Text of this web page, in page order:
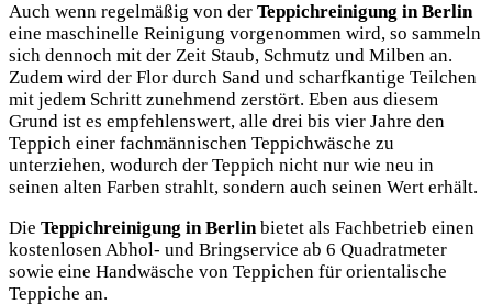
Auch wenn regelmäßig von der Teppichreinigung in Berlin
eine maschinelle Reinigung vorgenommen wird, so sammeln
sich dennoch mit der Zeit Staub, Schmutz und Milben an.
Zudem wird der Flor durch Sand und scharfkantige Teilchen
mit jedem Schritt zunehmend zerstört. Eben aus diesem
Grund ist es empfehlenswert, alle drei bis vier Jahre den
Teppich einer fachmännischen Teppichwäsche zu
unterziehen, wodurch der Teppich nicht nur wie neu in
seinen alten Farben strahlt, sondern auch seinen Wert erhält.
Die Teppichreinigung in Berlinbietet als Fachbetrieb einen
kostenlosen Abhol- und Bringservice ab 6 Quadratmeter
sowie eine Handwäsche von Teppichen für orientalische
Teppiche an.